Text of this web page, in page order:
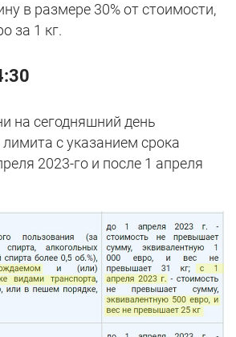
в размере 30% от стоимости,
за 1 кг.
на сегодняшний день
с указанием срока
2023-го и после 1 апреля